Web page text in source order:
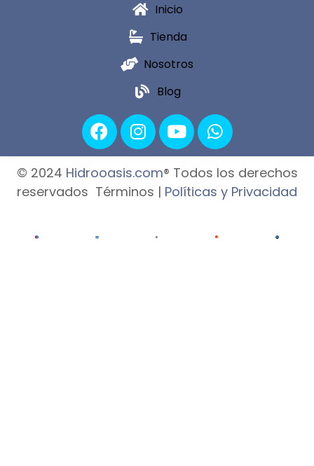
Inicio
Tienda
Nosotros
Blog
© 2024 Hidrooasis.com® Todos los derechos
reservados Términos | Políticas y Privacidad